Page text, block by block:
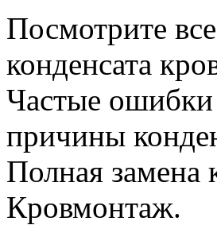
Посмотрите
конденсата
Частые ошибки
причины
Полная замена
Кровмонтаж.